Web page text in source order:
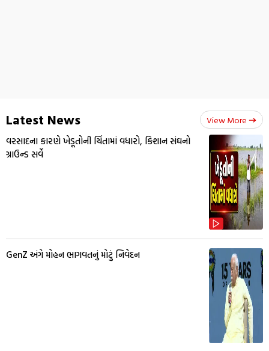
Latest News View More
વરસાદના કારણે ખેડૂતોની ચિંતામાં વધારો, કિશાન સંઘનો
ગ્રાઉન્ડ સર્વે
GenZ અંગે મોહન ભાગવતનું મોટું નિવેદન